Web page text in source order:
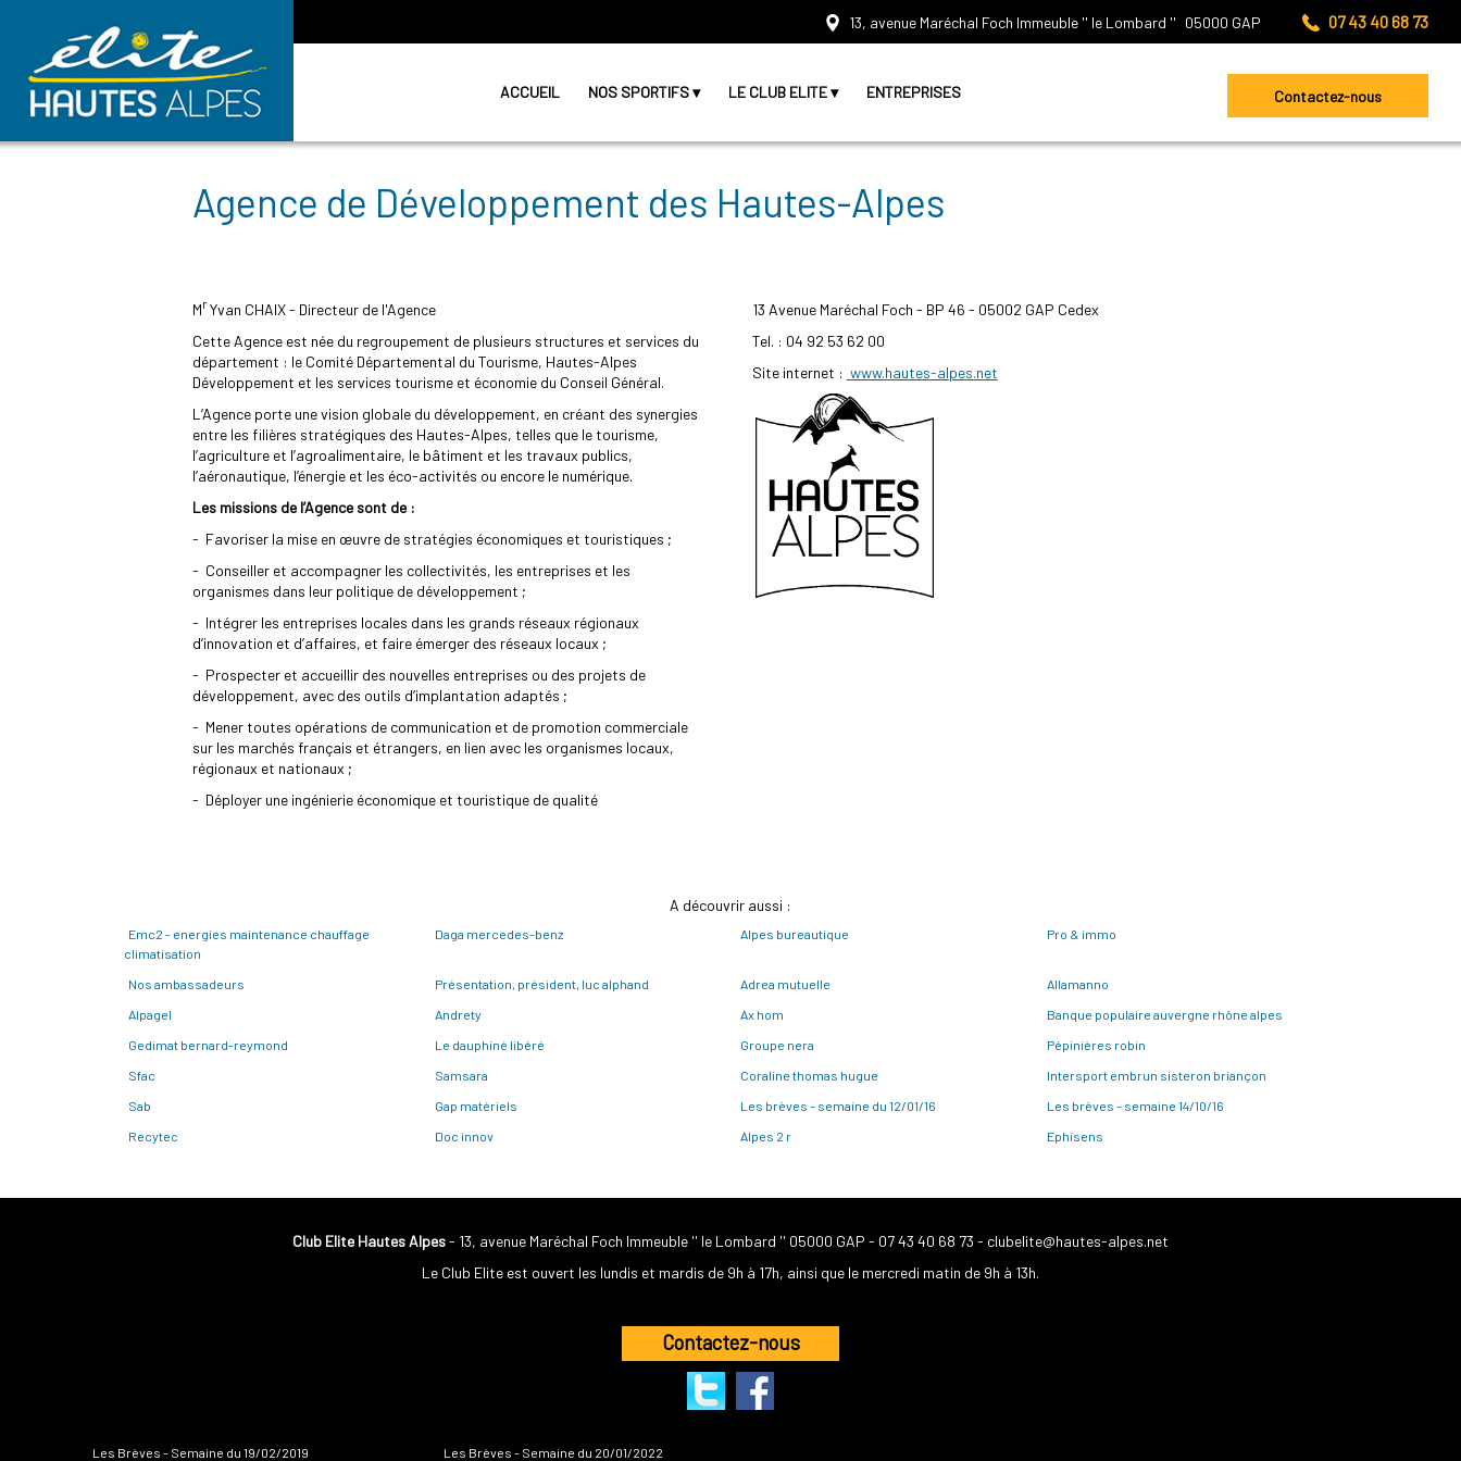
Contactez-nous
13, avenue Maréchal Foch Immeuble '' le Lombard '' 05000 GAP 07 43 40 68 73
ACCUEIL NOS SPORTIFS LE CLUB ELITE ENTREPRISES
Agence de Développement des Hautes-Alpes
MrYvan CHAIX - Directeur de l'Agence
Cette Agence est née du regroupement de plusieurs structures et services du
département : le Comité Départemental du Tourisme, Hautes-Alpes
Développement et les services tourisme et économie du Conseil Général.
L’Agence porte une vision globale du développement, en créant des synergies
entre les filières stratégiques des Hautes-Alpes, telles que le tourisme,
l’agriculture et l’agroalimentaire, le bâtiment et les travaux publics,
l’aéronautique, l’énergie et les éco-activités ou encore le numérique.
Les missions de l’Agence sont de :
- Favoriser la mise en œuvre de stratégies économiques et touristiques ;
- Conseiller et accompagner les collectivités, les entreprises et les
organismes dans leur politique de développement ;
- Intégrer les entreprises locales dans les grands réseaux régionaux
d’innovation et d’affaires, et faire émerger des réseaux locaux ;
- Prospecter et accueillir des nouvelles entreprises ou des projets de
développement, avec des outils d’implantation adaptés ;
- Mener toutes opérations de communication et de promotion commerciale
sur les marchés français et étrangers, en lien avec les organismes locaux,
régionaux et nationaux ;
- Déployer une ingénierie économique et touristique de qualité
13 Avenue Maréchal Foch - BP 46 - 05002 GAP Cedex
Tel. : 04 92 53 62 00
Site internet : www.hautes-alpes.net
A découvrir aussi :
Emc2 - energies maintenance chauffage
climatisation
Daga mercedes-benz Alpes bureautique Pro & immo
Nos ambassadeurs Présentation, président, luc alphand Adrea mutuelle
Allamanno
Alpagel
Andrety Ax hom
Banque populaire auvergne rhône alpes
Gedimat bernard-reymond
Le dauphiné libéré Groupe nera
Pépinières robin
Sfac
Samsara Coraline thomas hugue
Intersport embrun sisteron briançon
Sab
Gap matériels Les brèves - semaine du 12/01/16
Les brèves - semaine 14/10/16
Recytec
Doc innov Alpes 2 r Ephisens
Club Elite Hautes Alpes- 13, avenue Maréchal Foch Immeuble '' le Lombard '' 05000 GAP - 07 43 40 68 73 - clubelite@hautes-alpes.net
Le Club Elite est ouvert les lundis et mardis de 9h à 17h, ainsi que le mercredi matin de 9h à 13h.
Contactez-nous
Les Brèves - Semaine du 19/02/2019 Les Brèves - Semaine du 20/01/2022